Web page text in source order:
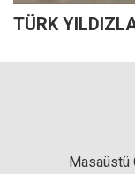
TÜRK
Masaüstü